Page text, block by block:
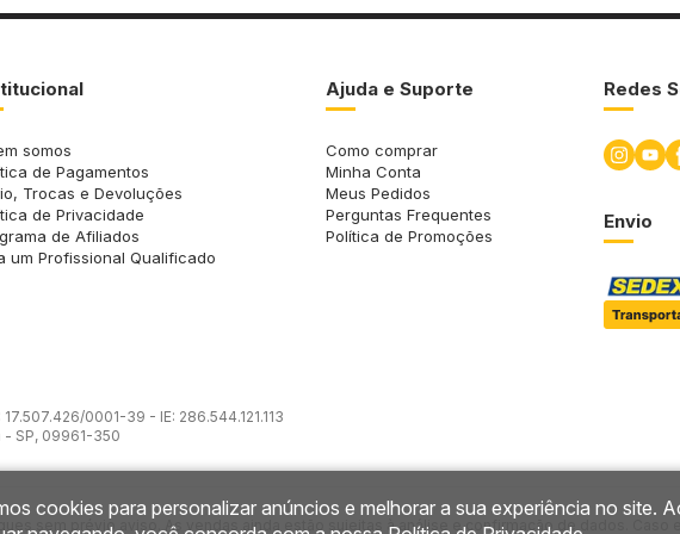
somos
de Pagamentos
Trocas e Devoluções
de Privacidade
de Afiliados
um Profissional Qualificado
Ajuda e Suporte
Como comprar
Minha Conta
Meus Pedidos
Perguntas Frequentes
Política de Promoções
Redes
Envio
0001-39 - IE: 286.544.121.113
- SP, 09961-350
sem prévio aviso. As vendas ainda estão sujeitas à análise e confirmação de dados. Caso
cookies para personalizar anúncios e melhorar a sua experiência no site.